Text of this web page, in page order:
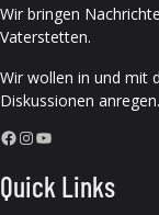
Wir bringen
Vaterstetten.
Wir wollen in und mit
Diskussionen anregen.
Facebook InstagramYouTube
Quick Links